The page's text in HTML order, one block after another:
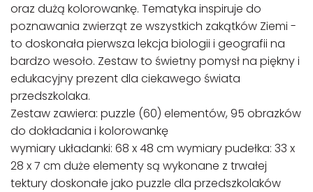
oraz dużą kolorowankę. Tematyka inspiruje do
poznawania zwierząt ze wszystkich zakątków Ziemi -
to doskonała pierwsza lekcja biologii i geografii na
bardzo wesoło. Zestaw to świetny pomysł na piękny i
edukacyjny prezent dla ciekawego świata
przedszkolaka.
Zestaw zawiera: puzzle (60) elementów, 95 obrazków
do dokładania i kolorowankę
wymiary układanki: 68 x 48 cm wymiary pudełka: 33 x
28 x 7 cm duże elementy są wykonane z trwałej
tektury doskonałe jako puzzle dla przedszkolaków